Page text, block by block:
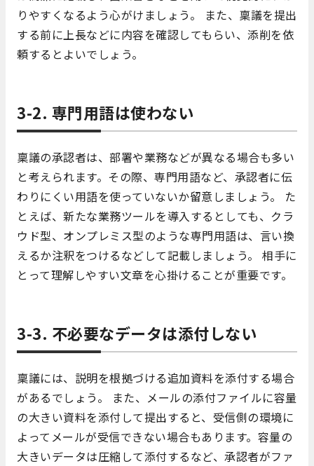
りやすくなるよう心がけましょう。 また、稟議を提出
する前に上長などに内容を確認してもらい、添削を依
頼するとよいでしょう。
3-2. 専門用語は使わない
稟議の承認者は、部署や業務などが異なる場合も多い
と考えられます。その際、専門用語など、承認者に伝
わりにくい用語を使っていないか留意しましょう。 た
とえば、新たな業務ツールを導入するとしても、クラ
ウド型、オンプレミス型のような専門用語は、言い換
えるか注釈をつけるなどして記載しましょう。 相手に
とって理解しやすい文章を心掛けることが重要です。
3-3. 不必要なデータは添付しない
稟議には、説明を根拠づける追加資料を添付する場合
があるでしょう。 また、メールの添付ファイルに容量
の大きい資料を添付して提出すると、受信側の環境に
よってメールが受信できない場合もあります。容量の
大きいデータは圧縮して添付するなど、承認者がファ